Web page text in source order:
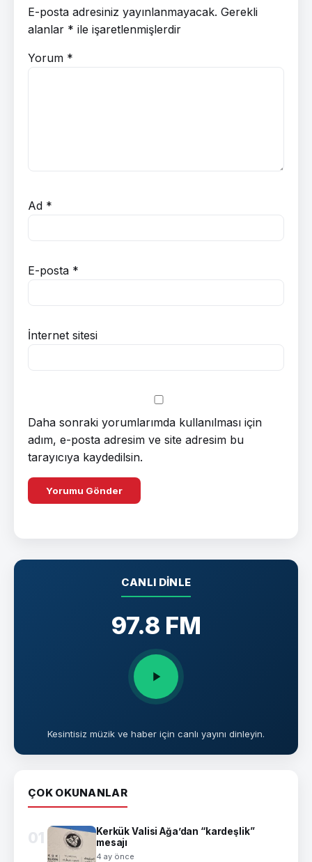
E-posta adresiniz yayınlanmayacak. Gerekli
alanlar * ile işaretlenmişlerdir
Yorum *
Ad *
E-posta *
İnternet sitesi
Daha sonraki yorumlarımda kullanılması için
adım, e-posta adresim ve site adresim bu
tarayıcıya kaydedilsin.
CANLI DINLE
97.8 FM
Kesintisiz müzik ve haber için canlı yayını dinleyin.
ÇOK OKUNANLAR
01
Kerkük Valisi Ağa’dan “kardeşlik”
mesajı
4 ay önce